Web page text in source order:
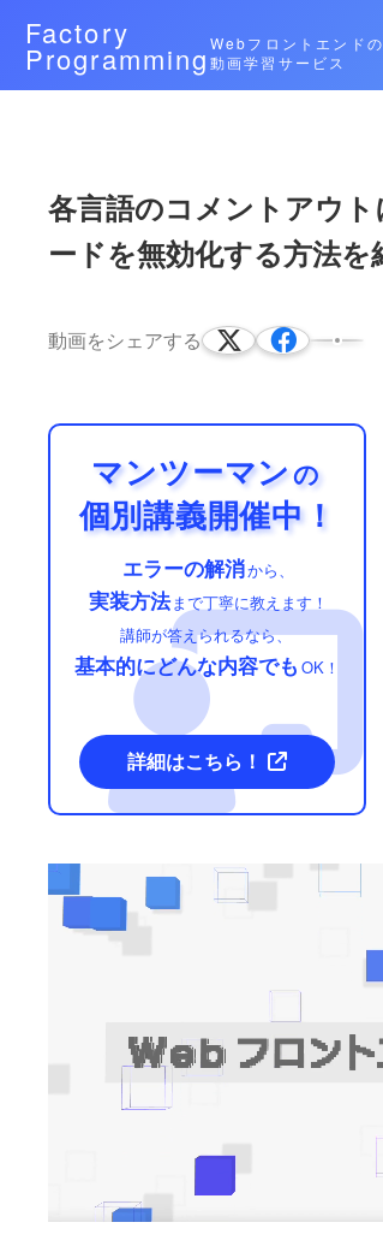
Factory
Programming Webフロントエンド
動画学習サービス
次によく再生されて
HTML、CSS爆
Emmetのチートシ
各言語のコメントアウ
ードを無効化する方法を
動画をシェアする
マンツーマンの
個別講義開催中！
エラーの解消から、
実装方法まで丁寧に教えます！
講師が答えられるなら、
基本的にどんな内容でも OK！
詳細はこちら！